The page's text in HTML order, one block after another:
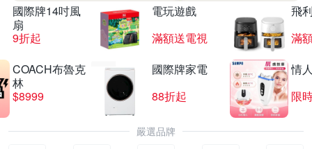
國際牌14吋風
扇
9折起
電玩遊戲
滿額送電視
飛
滿
COACH布魯克
林
$8999
國際牌家電
88折起
情
限
嚴選品牌